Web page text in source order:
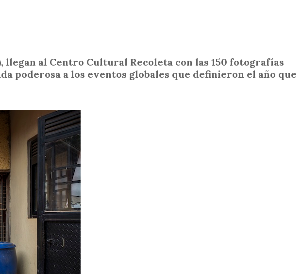
llegan al Centro Cultural Recoleta con las 150 fotografías
poderosa a los eventos globales que definieron el año que